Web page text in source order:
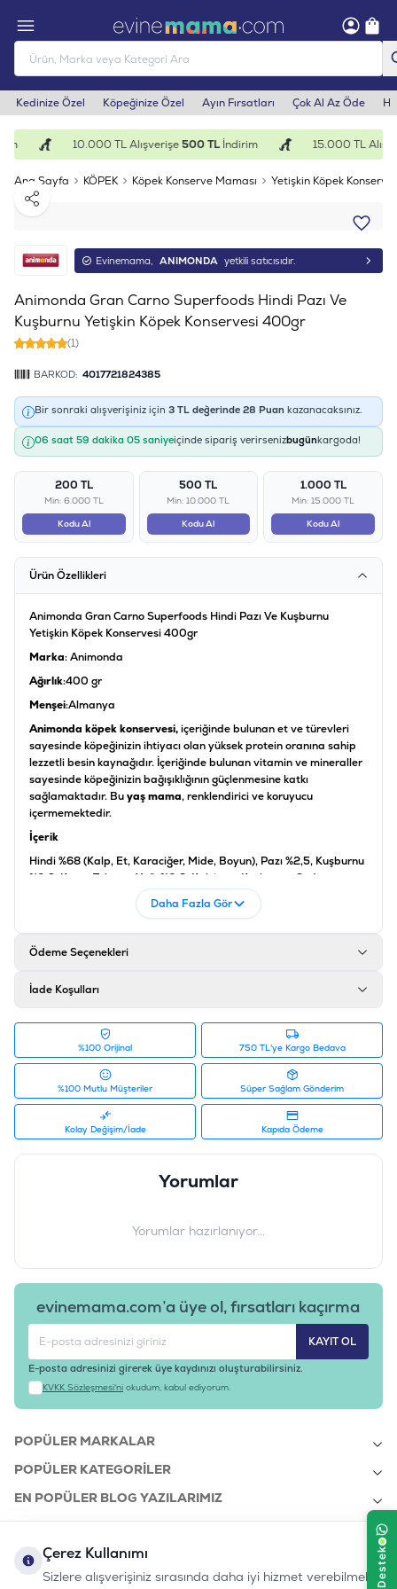
Kedinize Özel Köpeğinize Özel Ayın Fırsatları Çok Al Az Öde
10.000 TL Alışverişe500 TLİndirim 15.000 TL
Ana Sayfa KÖPEK Köpek Konserve Maması
Yetişkin Köpek
Paylaş
Evinemama, ANIMONDA yetkili satıcısıdır.
Animonda Gran Carno Superfoods Hindi Pazı Ve
Kuşburnu Yetişkin Köpek Konservesi 400gr
(1)
BARKOD: 4017721824385
Bir sonraki alışverişiniz için 3 TL değerinde 28 Puan kazanacaksınız.
06 saat 59 dakika 05 saniyeiçinde sipariş verirsenizbugünkargoda!
200 TL
Min: 6.000 TL
Kodu Al
500 TL
Min: 10.000 TL
Kodu Al
1.000 TL
Min: 15.000 TL
Kodu Al
Ürün Özellikleri
Animonda Gran Carno Superfoods Hindi Pazı Ve Kuşburnu
Yetişkin Köpek Konservesi 400gr
Marka: Animonda
Ağırlık:400 gr
Menşei:Almanya
Animonda köpek konservesi,içeriğinde bulunan et ve türevleri
sayesinde köpeğinizin ihtiyacı olan yüksek protein oranına sahip
lezzetli besin kaynağıdır. İçeriğinde bulunan vitamin ve mineraller
sayesinde köpeğinizin bağışıklığının güçlenmesine katkı
sağlamaktadır. Buyaş mama, renklendirici ve koruyucu
içermemektedir.
İçerik
Hindi %68 (Kalp, Et, Karaciğer, Mide, Boyun), Pazı %2,5, Kuşburnu
%0,3, Keten Tohumu Yağı %0,2, Kalsiyum Karbonat, Sodyum
Protein %10, Yağ İçeriği %5,2, Ham Selüloz %0,5, Ham Kül %2,5,
Nem %80
Katkı Maddeleri
Vitamin D3 200 IU, Kalsiyum 0,75 mg, Mangan Sülfat 1,4 mg,
Çinko 25 mg
Ürün Filtreleri
Tedarikçi Ürün Kodu
200-082438
Ürün Etiketleri
#animonda yaş mama
Daha Fazla Gör
Ödeme Seçenekleri
İade Koşulları
%100 Orijinal 750 TL'ye Kargo Bedava
%100 Mutlu Müşteriler Süper Sağlam Gönderim
Kolay Değişim/İade Kapıda Ödeme
Yorumlar
Yorumlar hazırlanıyor...
evinemama.com’a üye ol, fırsatları kaçırma
KAYIT OL
E-posta adresinizi girerek üye kaydınızı oluşturabilirsiniz.
KVKK Sözleşmesi'ni okudum, kabul ediyorum.
POPÜLER MARKALAR
POPÜLER KATEGORILER
EN POPÜLER BLOG YAZILARIMIZ
KURUMSAL
Çerez Kullanımı
Sizlere alışverişiniz sırasında daha iyi hizmet verebilmek